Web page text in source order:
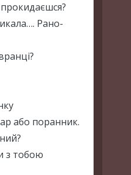
Рано-
або поранник.
з тобою